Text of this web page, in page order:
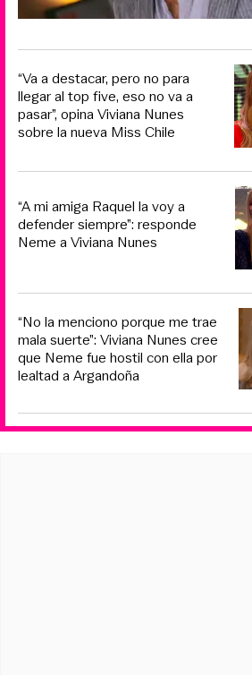
“Va a destacar, pero no para
llegar al top five, eso no va a
pasar”, opina Viviana Nunes
sobre la nueva Miss Chile
“A mi amiga Raquel la voy a
defender siempre”: responde
Neme a Viviana Nunes
“No la menciono porque me trae
mala suerte”: Viviana Nunes cree
que Neme fue hostil con ella por
lealtad a Argandoña